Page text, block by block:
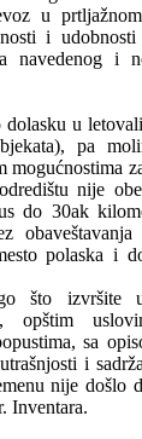
u
i
navedenog i
u
pa
mogućnostima
nije
do 30ak
polaska i
što izvršite
opštim
sa
i
nije došlo
Inventara.